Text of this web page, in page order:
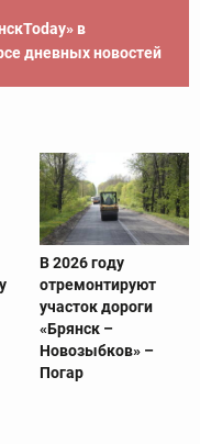
в
дневных новостей
В 2026 году
отремонтируют
участок дороги
«Брянск –
Новозыбков» –
Погар